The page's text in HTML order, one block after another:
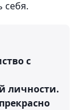
себя.
с
личности.